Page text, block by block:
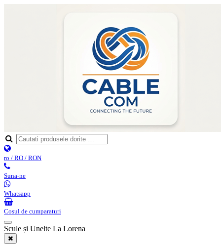
ro / RO / RON
Suna-ne
Whatsapp
Cosul de cumparaturi
Scule și Unelte La Lorena